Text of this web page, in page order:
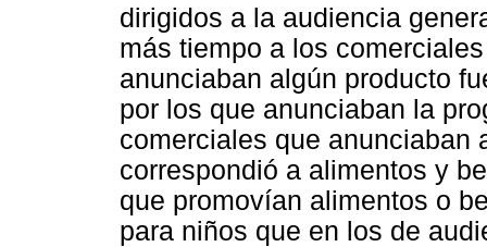
dirigidos a la audiencia
más tiempo a los
anunciaban algún producto
por los que anunciaban la
comerciales que anunciaban
correspondió a alimentos y
que promovían alimentos o
para niños que en los de